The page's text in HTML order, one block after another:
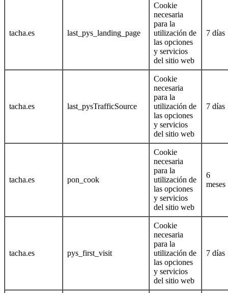
tacha.es last_pys_landing_page
Cookie
necesaria
para la
utilización de
las opciones
y servicios
del sitio web
7 días
tacha.es last_pysTrafficSource
Cookie
necesaria
para la
utilización de
las opciones
y servicios
del sitio web
7 días
tacha.es pon_cook
Cookie
necesaria
para la
utilización de
las opciones
y servicios
del sitio web
6
meses
tacha.es pys_first_visit
Cookie
necesaria
para la
utilización de
las opciones
y servicios
del sitio web
7 días